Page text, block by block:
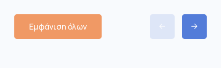
Εμφάνιση όλων